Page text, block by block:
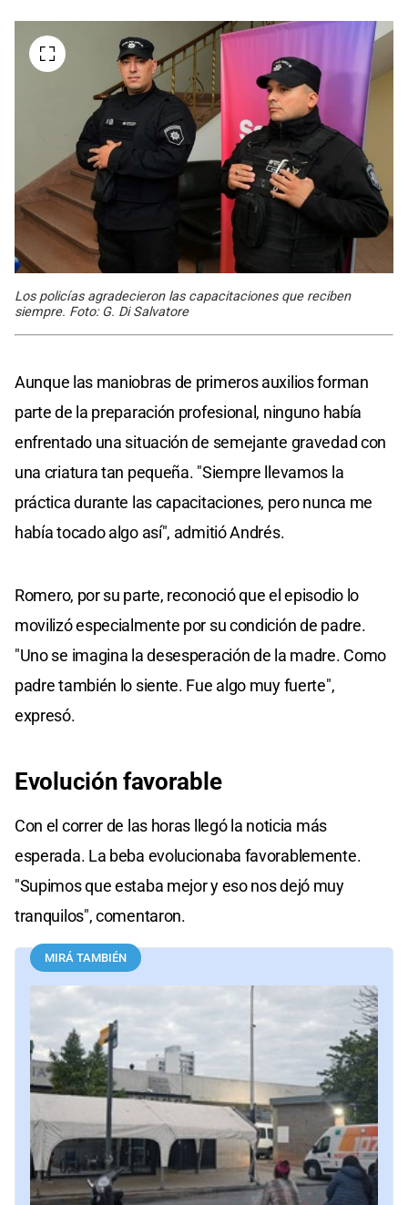
Los policías agradecieron las capacitaciones que reciben
siempre. Foto: G. Di Salvatore
Aunque las maniobras de primeros auxilios forman
parte de la preparación profesional, ninguno había
enfrentado una situación de semejante gravedad con
una criatura tan pequeña. "Siempre llevamos la
práctica durante las capacitaciones, pero nunca me
había tocado algo así", admitió Andrés.
Romero, por su parte, reconoció que el episodio lo
movilizó especialmente por su condición de padre.
"Uno se imagina la desesperación de la madre. Como
padre también lo siente. Fue algo muy fuerte",
expresó.
Evolución favorable
Con el correr de las horas llegó la noticia más
esperada. La beba evolucionaba favorablemente.
"Supimos que estaba mejor y eso nos dejó muy
tranquilos", comentaron.
MIRÁ TAMBIÉN